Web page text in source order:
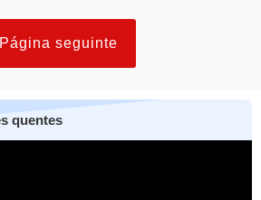
Página seguinte
quentes